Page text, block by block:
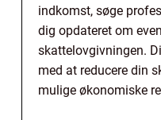
indkomst, søge
dig opdateret om
skattelovgivningen.
med at reducere din
mulige økonomiske